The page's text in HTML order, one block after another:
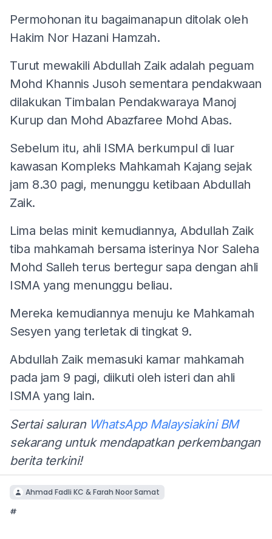
Permohonan itu bagaimanapun ditolak oleh
Hakim Nor Hazani Hamzah.
Turut mewakili Abdullah Zaik adalah peguam
Mohd Khannis Jusoh sementara pendakwaan
dilakukan Timbalan Pendakwaraya Manoj
Kurup dan Mohd Abazfaree Mohd Abas.
Sebelum itu, ahli ISMA berkumpul di luar
kawasan Kompleks Mahkamah Kajang sejak
jam 8.30 pagi, menunggu ketibaan Abdullah
Zaik.
Lima belas minit kemudiannya, Abdullah Zaik
tiba mahkamah bersama isterinya Nor Saleha
Mohd Salleh terus bertegur sapa dengan ahli
ISMA yang menunggu beliau.
Mereka kemudiannya menuju ke Mahkamah
Sesyen yang terletak di tingkat 9.
Abdullah Zaik memasuki kamar mahkamah
pada jam 9 pagi, diikuti oleh isteri dan ahli
ISMA yang lain.
Sertai saluran WhatsApp Malaysiakini BM
sekarang untuk mendapatkan perkembangan
berita terkini!
Ahmad Fadli KC & Farah Noor Samat
#